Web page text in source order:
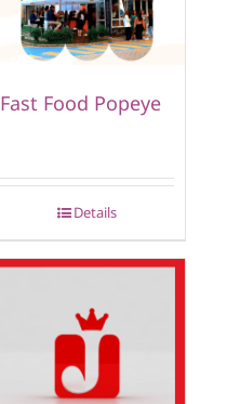
Fast Food Popeye
Details